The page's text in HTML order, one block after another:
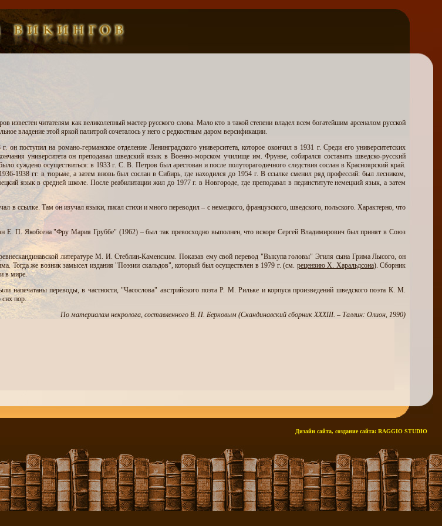
Дизайн сайта, создание сайта: RAGGIO STUDIO
известен читателям как великолепный мастер русского слова. Мало кто в такой степени владел всем богатейшим арсеналом русской
владение этой яркой палитрой сочеталось у него с редкостным даром версификации.
поступил на романо-германское отделение Ленинградского университета, которое окончил в 1931 г. Среди его университетских
университета он преподавал шведский язык в Военно-морском училище им. Фрунзе, собирался составить шведско-русский
суждено осуществиться: в 1933 г. С. В. Петров был арестован и после полуторагодичного следствия сослан в Красноярский край.
1938 гг. в тюрьме, а затем вновь был сослан в Сибирь, где находился до 1954 г. В ссылке сменил ряд профессий: был лесником,
язык в средней школе. После реабилитации жил до 1977 г. в Новгороде, где преподавал в пединституте немецкий язык, а затем
в ссылке. Там он изучал языки, писал стихи и много переводил – с немецкого, французского, шведского, польского. Характерно, что
Е. П. Якобсена "Фру Мария Груббе" (1962) – был так превосходно выполнен, что вскоре Сергей Владимирович был принят в Союз
литературе М. И. Стеблин-Каменским. Показав ему свой перевод "Выкупа головы" Эгиля сына Грима Лысого, он
Тогда же возник замысел издания "Поэзии скальдов", который был осуществлен в 1979 г. (см. рецензию Х. Харальдсона). Сборник
в мире.
напечатаны переводы, в частности, "Часослова" австрийского поэта Р. М. Рильке и корпуса произведений шведского поэта К. М.
сих пор.
По материалам некролога, составленного В. П. Берковым (Скандинавский сборник XXXIII. – Таллин: Олион, 1990)